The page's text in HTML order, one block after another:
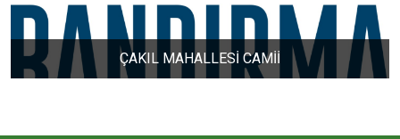
DOĞRUCA MAHALLESİ
DUTLİMAN MAHALLESİÇAKIL MAHALLESİ CAMİİ